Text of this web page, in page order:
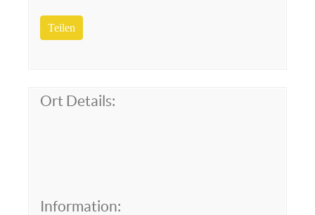
Teilen
Ort Details:
Information: